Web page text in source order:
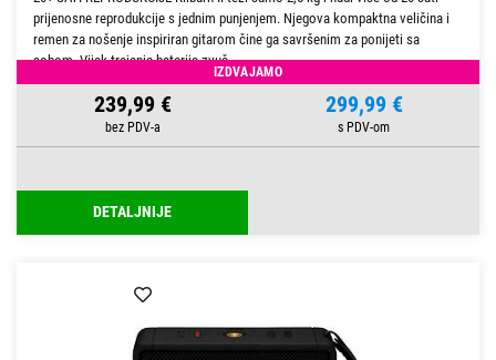
prijenosne reprodukcije s jednim punjenjem. Njegova kompaktna veličina i
remen za nošenje inspiriran gitarom čine ga savršenim za ponijeti sa
sobom. Vijek trajanja baterije zvuč
IZDVAJAMO
239,99 € 299,99 €
DETALJNIJE